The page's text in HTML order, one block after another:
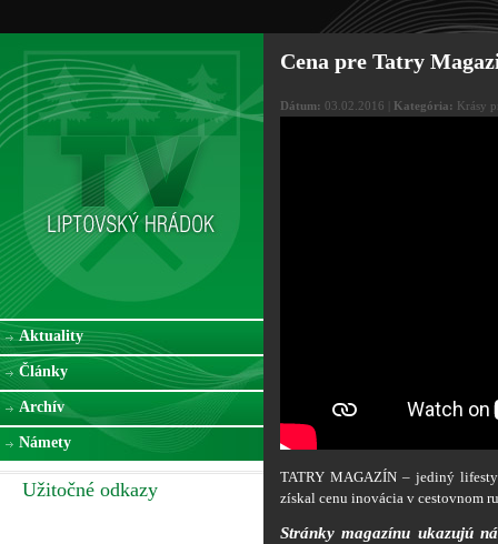
Aktuality
Články
Archív
Námety
Užitočné odkazy
Cena pre Tatry
Dátum: 03.02.2016 | Kategória: Krásy
TATRY MAGAZÍN – jediný
získal cenu inovácia v cestovnom
Stránky magazínu ukazujú